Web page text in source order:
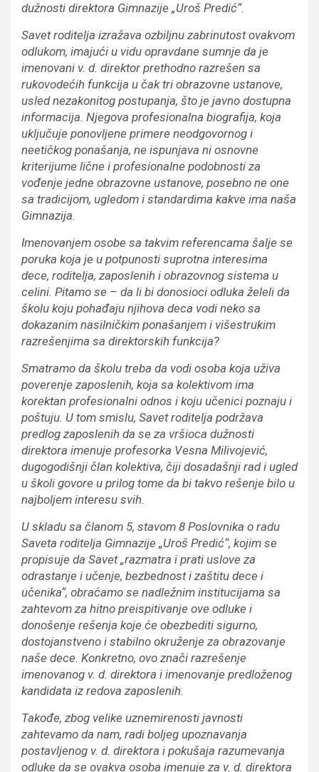
dužnosti direktora Gimnazije „Uroš Predić“.
Savet roditelja izražava ozbiljnu zabrinutost ovakvom
odlukom, imajući u vidu opravdane sumnje da je
imenovani v. d. direktor prethodno razrešen sa
rukovodećih funkcija u čak tri obrazovne ustanove,
usled nezakonitog postupanja, što je javno dostupna
informacija. Njegova profesionalna biografija, koja
uključuje ponovljene primere neodgovornog i
neetičkog ponašanja, ne ispunjava ni osnovne
kriterijume lične i profesionalne podobnosti za
vođenje jedne obrazovne ustanove, posebno ne one
sa tradicijom, ugledom i standardima kakve ima naša
Gimnazija.
Imenovanjem osobe sa takvim referencama šalje se
poruka koja je u potpunosti suprotna interesima
dece, roditelja, zaposlenih i obrazovnog sistema u
celini. Pitamo se – da li bi donosioci odluka želeli da
školu koju pohađaju njihova deca vodi neko sa
dokazanim nasilničkim ponašanjem i višestrukim
razrešenjima sa direktorskih funkcija?
Smatramo da školu treba da vodi osoba koja uživa
poverenje zaposlenih, koja sa kolektivom ima
korektan profesionalni odnos i koju učenici poznaju i
poštuju. U tom smislu, Savet roditelja podržava
predlog zaposlenih da se za vršioca dužnosti
direktora imenuje profesorka Vesna Milivojević,
dugogodišnji član kolektiva, čiji dosadašnji rad i ugled
u školi govore u prilog tome da bi takvo rešenje bilo u
najboljem interesu svih.
U skladu sa članom 5, stavom 8 Poslovnika o radu
Saveta roditelja Gimnazije „Uroš Predić“, kojim se
propisuje da Savet „razmatra i prati uslove za
odrastanje i učenje, bezbednost i zaštitu dece i
učenika“, obraćamo se nadležnim institucijama sa
zahtevom za hitno preispitivanje ove odluke i
donošenje rešenja koje će obezbediti sigurno,
dostojanstveno i stabilno okruženje za obrazovanje
naše dece. Konkretno, ovo znači razrešenje
imenovanog v. d. direktora i imenovanje predloženog
kandidata iz redova zaposlenih.
Takođe, zbog velike uznemirenosti javnosti
zahtevamo da nam, radi boljeg upoznavanja
postavljenog v. d. direktora i pokušaja razumevanja
odluke da se ovakva osoba imenuje za v. d. direktora